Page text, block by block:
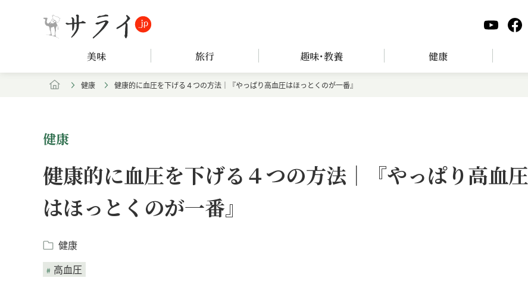
美味 旅行 趣味･教養 健康
健康 健康的に血圧を下げる４つの方法｜『やっぱり高血圧はほっとくのが一番』
健康
健康的に血圧を下げる４つの方法｜『やっぱり高血圧
はほっとくのが一番』
健康
高血圧